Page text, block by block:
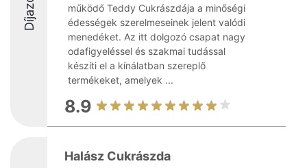
működő Teddy Cukrászdája a minőségi
édességek szerelmeseinek jelent valódi
menedéket. Az itt dolgozó csapat nagy
odafigyeléssel és szakmai tudással
készíti el a kínálatban szereplő
termékeket, amelyek ...
8.9
Halász Cukrászda